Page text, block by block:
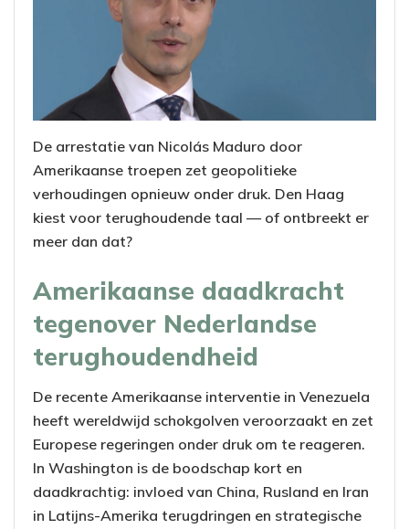
De arrestatie van Nicolás Maduro door
Amerikaanse troepen zet geopolitieke
verhoudingen opnieuw onder druk. Den Haag
kiest voor terughoudende taal — of ontbreekt er
meer dan dat?
Amerikaanse daadkracht
tegenover Nederlandse
terughoudendheid
De recente Amerikaanse interventie in Venezuela
heeft wereldwijd schokgolven veroorzaakt en zet
Europese regeringen onder druk om te reageren.
In Washington is de boodschap kort en
daadkrachtig: invloed van China, Rusland en Iran
in Latijns-Amerika terugdringen en strategische